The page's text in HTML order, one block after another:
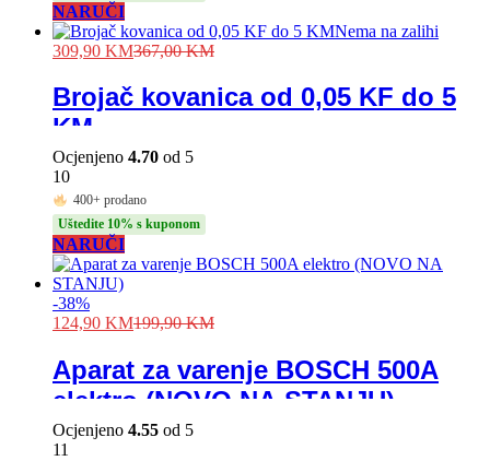
NARUČI
Nema na zalihi
309,90 KM367,00KM
Brojač kovanica od 0,05 KF do 5
KM
Ocjenjeno 4.70 od 5
10
400+ prodano
Uštedite 10% s kuponom
NARUČI
-38%
124,90 KM199,90KM
Aparat za varenje BOSCH 500A
elektro (NOVO NA STANJU)
Ocjenjeno 4.55 od 5
11